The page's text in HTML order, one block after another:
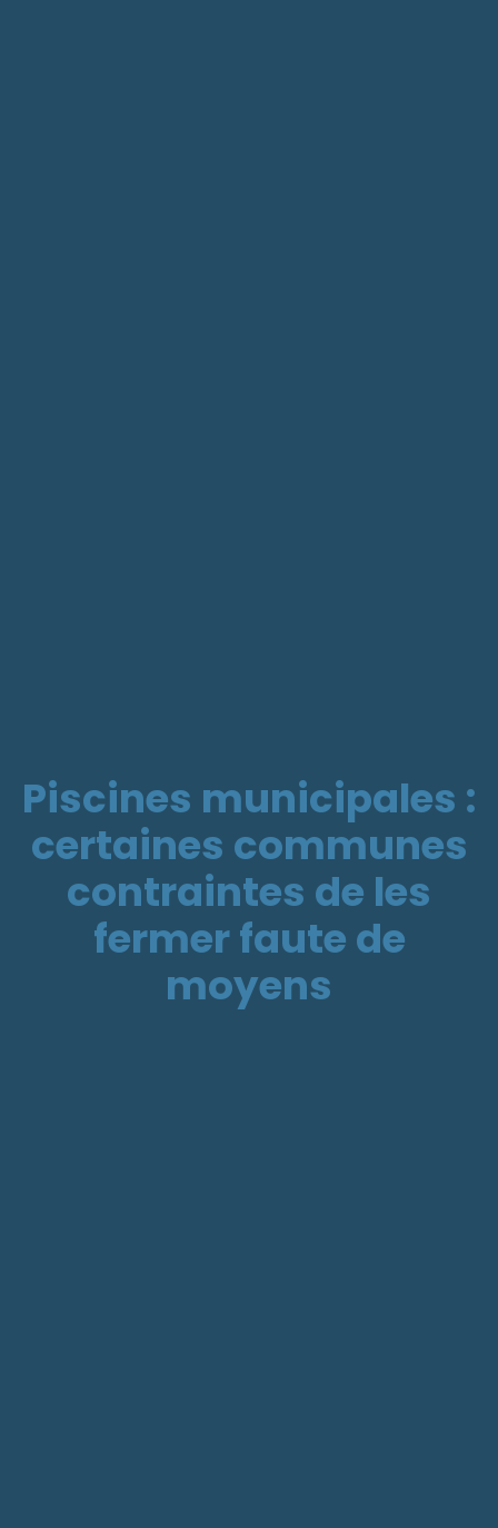
Piscines municipales :
certaines communes
contraintes de les
fermer faute de
moyens